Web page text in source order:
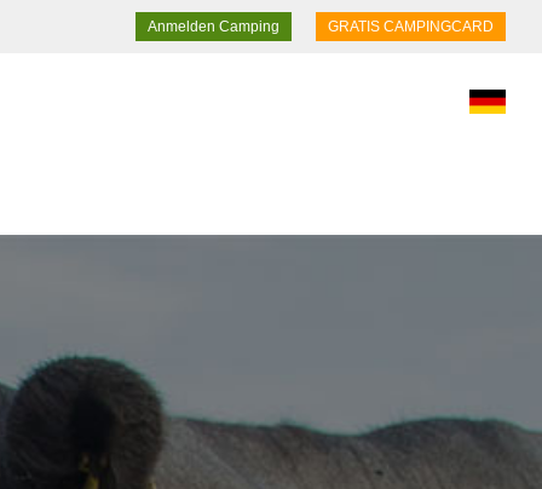
GRATIS CAMPINGCARD
Anmelden Camping